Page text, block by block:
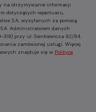
na otrzymywanie informacji
dotyczących repertuaru,
S.A. wysyłanych za pomocą
Administratorem danych
318) przy ul. Sienkiewicza 82/84.
zamówionej usługi. Więcej
znajduje się w Polityce